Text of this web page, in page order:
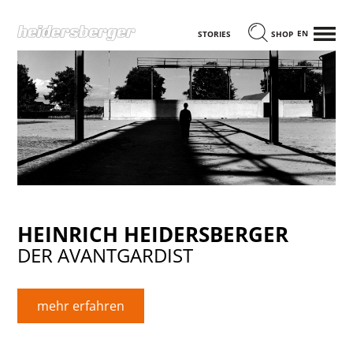
STORIES SHOP ENGLISCH
MENÜ
HEINRICH HEIDERSBERGER
DER AVANTGARDIST
mehr erfahren